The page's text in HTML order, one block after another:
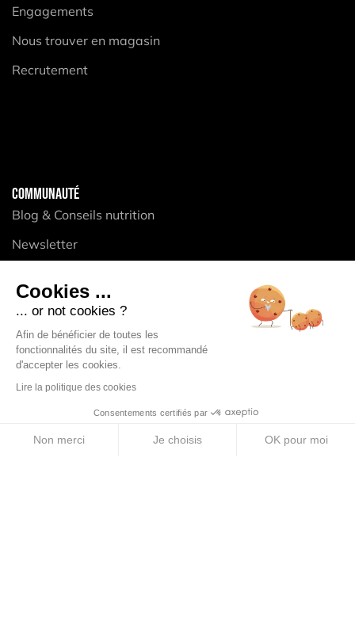
Engagements
Nous trouver en magasin
Recrutement
COMMUNAUTÉ
Blog & Conseils nutrition
Newsletter
PRODUITS
Compotes énergétiques
Gels énergétiques
Barres énergétiques
Pastilles électrolytes
Cookies ...
... or not cookies ?
Afin de bénéficier de toutes les
fonctionnalités du site, il est recommandé
d'accepter les cookies.
Lire la politique des cookies
Consentements certifiés par
Non merci Je choisis OK pour moi